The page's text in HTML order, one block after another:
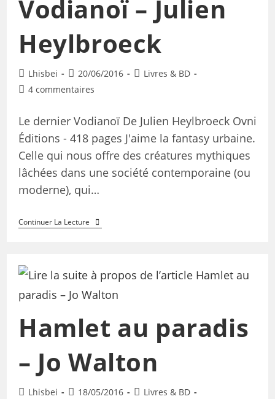
Vodianoï – Julien
Heylbroeck
Lhisbei 20/06/2016
Livres & BD
4 commentaires
Le dernier Vodianoï De Julien Heylbroeck Ovni
Éditions - 418 pages J'aime la fantasy urbaine.
Celle qui nous offre des créatures mythiques
lâchées dans une société contemporaine (ou
moderne), qui…
Continuer La Lecture
Hamlet au paradis
– Jo Walton
Lhisbei 18/05/2016 Livres & BD